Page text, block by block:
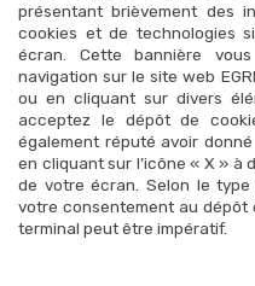
présentant brièvement des
cookies et de technologies
écran. Cette bannière
navigation sur le site web
ou en cliquant sur divers
acceptez le dépôt de
également réputé avoir
en cliquant sur l’icône « X » à
de votre écran. Selon le
votre consentement au
terminal peut être impératif.